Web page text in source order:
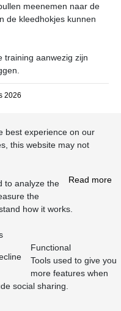
meenemen naar de
de kleedhokjes kunnen
training aanwezig zijn
2026
best experience on our
this website may not
Read more
to analyze the
the
how it works.
Functional
Tools used to give you
more features when
social sharing.